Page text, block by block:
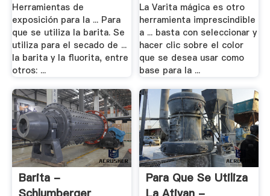
Herramientas de
exposición para la ... Para
que se utiliza la barita. Se
utiliza para el secado de ...
la barita y la fluorita, entre
otros: ...
La Varita mágica es otro
herramienta imprescindible
a ... basta con seleccionar y
hacer clic sobre el color
que se desea usar como
base para la ...
Barita -
Para Que Se Utiliza